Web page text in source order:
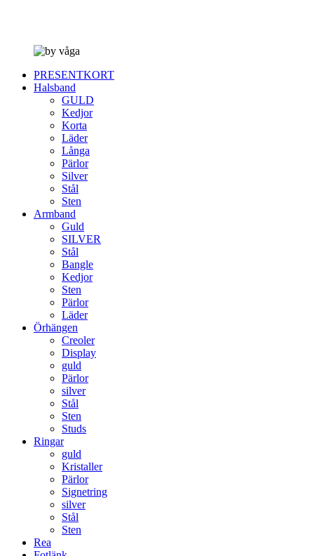
PRESENTKORT
Halsband
GULD
Kedjor
Korta
Läder
Långa
Pärlor
Silver
Stål
Sten
Armband
Guld
SILVER
Stål
Bangle
Kedjor
Sten
Pärlor
Läder
Örhängen
Creoler
Display
guld
Pärlor
silver
Stål
Sten
Studs
Ringar
guld
Kristaller
Pärlor
Signetring
silver
Stål
Sten
Rea